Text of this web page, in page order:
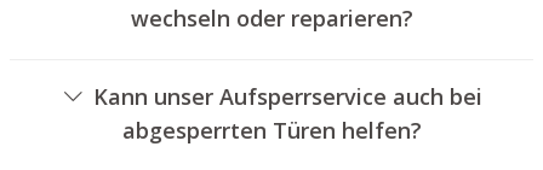
wechseln oder reparieren?
von Türschlössern an.
Kann unser Aufsperrservice auch bei
abgesperrten Türen helfen?